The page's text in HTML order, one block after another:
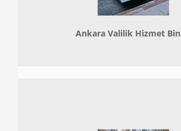
Ankara Valilik Hizmet